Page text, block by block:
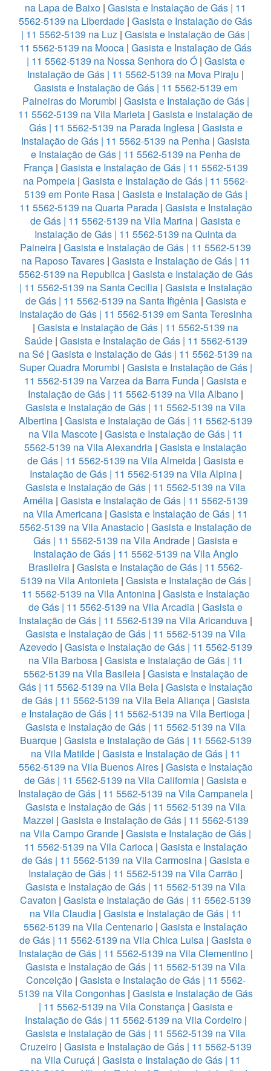
na Lapa de Baixo | Gasista e Instalação de Gás | 11
5562-5139 na Liberdade | Gasista e Instalação de Gás
| 11 5562-5139 na Luz | Gasista e Instalação de Gás |
11 5562-5139 na Mooca | Gasista e Instalação de Gás
| 11 5562-5139 na Nossa Senhora do Ó| Gasista e
Instalação de Gás | 11 5562-5139 na Mova Piraju |
Gasista e Instalação de Gás | 11 5562-5139 em
Paineiras do Morumbi | Gasista e Instalação de Gás |
11 5562-5139 na Vila Marieta | Gasista e Instalação de
Gás | 11 5562-5139 na Parada Inglesa | Gasista e
Instalação de Gás | 11 5562-5139 na Penha | Gasista
e Instalação de Gás | 11 5562-5139 na Penha de
França | Gasista e Instalação de Gás | 11 5562-5139
na Pompeia | Gasista e Instalação de Gás | 11 5562-
5139 em Ponte Rasa| Gasista e Instalação de Gás |
11 5562-5139 na Quarta Parada| Gasista e Instalação
de Gás | 11 5562-5139 na Vila Marina | Gasista e
Instalação de Gás | 11 5562-5139 na Quinta da
Paineira | Gasista e Instalação de Gás | 11 5562-5139
na Raposo Tavares| Gasista e Instalação de Gás | 11
5562-5139 na Republica| Gasista e Instalação de Gás
| 11 5562-5139 na Santa Cecilia| Gasista e Instalação
de Gás | 11 5562-5139 na Santa Ifigênia | Gasista e
Instalação de Gás | 11 5562-5139 em Santa Teresinha
| Gasista e Instalação de Gás | 11 5562-5139 na
Saúde| Gasista e Instalação de Gás | 11 5562-5139
na Sé | Gasista e Instalação de Gás | 11 5562-5139 na
Super Quadra Morumbi | Gasista e Instalação de Gás |
11 5562-5139 na Varzea da Barra Funda | Gasista e
Instalação de Gás | 11 5562-5139 na Vila Albano |
Gasista e Instalação de Gás | 11 5562-5139 na Vila
Albertina | Gasista e Instalação de Gás | 11 5562-5139
na Vila Mascote| Gasista e Instalação de Gás | 11
5562-5139 na Vila Alexandria | Gasista e Instalação
de Gás | 11 5562-5139 na Vila Almeida | Gasista e
Instalação de Gás | 11 5562-5139 na Vila Alpina |
Gasista e Instalação de Gás | 11 5562-5139 na Vila
Amélia | Gasista e Instalação de Gás | 11 5562-5139
na Vila Americana | Gasista e Instalação de Gás | 11
5562-5139 na Vila Anastacio | Gasista e Instalação de
Gás | 11 5562-5139 na Vila Andrade | Gasista e
Instalação de Gás | 11 5562-5139 na Vila Anglo
Brasileira | Gasista e Instalação de Gás | 11 5562-
5139 na Vila Antonieta| Gasista e Instalação de Gás |
11 5562-5139 na Vila Antonina| Gasista e Instalação
de Gás | 11 5562-5139 na Vila Arcadia | Gasista e
Instalação de Gás | 11 5562-5139 na Vila Aricanduva |
Gasista e Instalação de Gás | 11 5562-5139 na Vila
Azevedo| Gasista e Instalação de Gás | 11 5562-5139
na Vila Barbosa| Gasista e Instalação de Gás | 11
5562-5139 na Vila Basileia| Gasista e Instalação de
Gás | 11 5562-5139 na Vila Bela| Gasista e Instalação
de Gás | 11 5562-5139 na Vila Bela Aliança| Gasista
e Instalação de Gás | 11 5562-5139 na Vila Bertioga |
Gasista e Instalação de Gás | 11 5562-5139 na Vila
Buarque| Gasista e Instalação de Gás | 11 5562-5139
na Vila Matilde| Gasista e Instalação de Gás | 11
5562-5139 na Vila Buenos Aires| Gasista e Instalação
de Gás | 11 5562-5139 na Vila California | Gasista e
Instalação de Gás | 11 5562-5139 na Vila Campanela |
Gasista e Instalação de Gás | 11 5562-5139 na Vila
Mazzei | Gasista e Instalação de Gás | 11 5562-5139
na Vila Campo Grande | Gasista e Instalação de Gás |
11 5562-5139 na Vila Carioca| Gasista e Instalação
de Gás | 11 5562-5139 na Vila Carmosina| Gasista e
Instalação de Gás | 11 5562-5139 na Vila Carrão |
Gasista e Instalação de Gás | 11 5562-5139 na Vila
Cavaton | Gasista e Instalação de Gás | 11 5562-5139
na Vila Claudia| Gasista e Instalação de Gás | 11
5562-5139 na Vila Centenario | Gasista e Instalação
de Gás | 11 5562-5139 na Vila Chica Luisa | Gasista e
Instalação de Gás | 11 5562-5139 na Vila Clementino|
Gasista e Instalação de Gás | 11 5562-5139 na Vila
Conceição| Gasista e Instalação de Gás | 11 5562-
5139 na Vila Congonhas | Gasista e Instalação de Gás
| 11 5562-5139 na Vila Constança| Gasista e
Instalação de Gás | 11 5562-5139 na Vila Cordeiro|
Gasista e Instalação de Gás | 11 5562-5139 na Vila
Cruzeiro | Gasista e Instalação de Gás | 11 5562-5139
na Vila Curuçá | Gasista e Instalação de Gás | 11